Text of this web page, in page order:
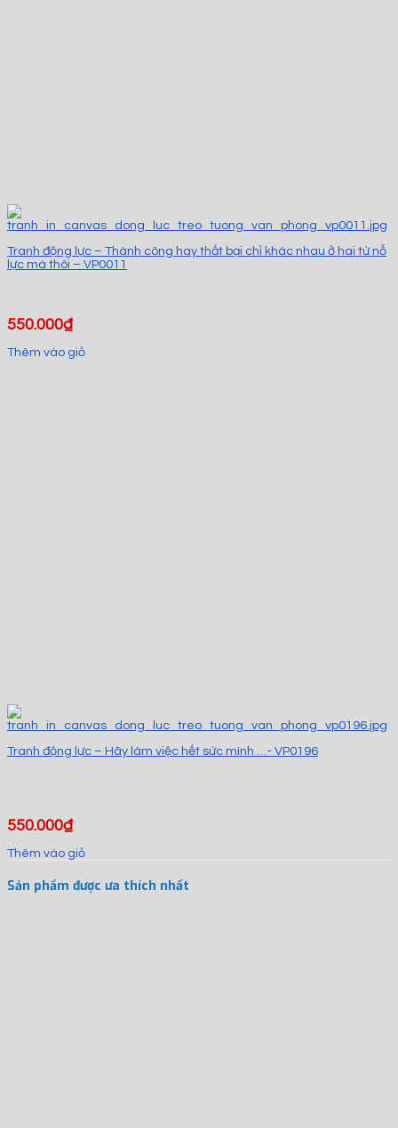
Tranh động lực – Thành công hay thất bại chỉ khác nhau ở hai từ nỗ
lực mà thôi – VP0011
550.000₫
Thêm vào giỏ
Tranh động lực – Hãy làm việc hết sức mình …- VP0196
550.000₫
Thêm vào giỏ
Sản phẩm được ưa thích nhất